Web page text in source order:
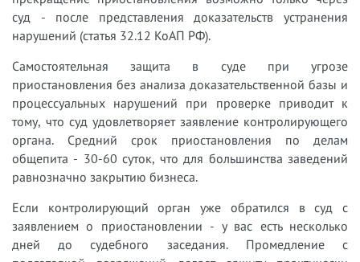
суд - после представления доказательств устранения
нарушений (статья 32.12 КоАП РФ).
Самостоятельная защита в суде при угрозе
приостановления без анализа доказательственной базы и
процессуальных нарушений при проверке приводит к
тому, что суд удовлетворяет заявление контролирующего
органа. Средний срок приостановления по делам
общепита - 30-60 суток, что для большинства заведений
равнозначно закрытию бизнеса.
Если контролирующий орган уже обратился в суд с
заявлением о приостановлении - у вас есть несколько
дней до судебного заседания. Промедление с